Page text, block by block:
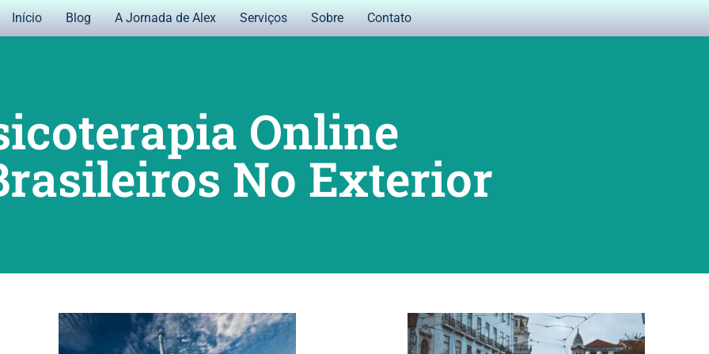
Início Blog A Jornada de Alex Serviços Sobre Contato
Online
No Exterior